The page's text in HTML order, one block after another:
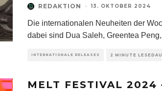
REDAKTION · 13. OKTOBER 2024
Die internationalen Neuheiten der
dabei sind Dua Saleh, Greentea
INTERNATIONALE RELEASES 2 MINUTE
MELT FESTIVAL 2024